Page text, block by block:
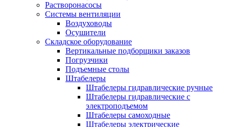
Растворонасосы
Системы вентиляции
Воздуховоды
Осушители
Складское оборудование
Вертикальные подборщики заказов
Погрузчики
Подъемные столы
Штабелеры
Штабелеры гидравлические ручные
Штабелеры гидравлические с
электроподъемом
Штабелеры самоходные
Штабелеры электрические